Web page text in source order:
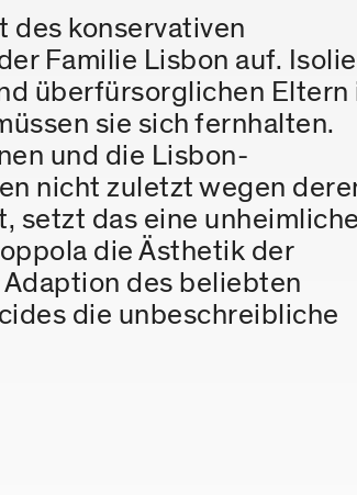
des konservativen
Familie Lisbon auf.
überfürsorglichen Eltern
sie sich fernhalten.
und die Lisbon-
nicht zuletzt wegen
setzt das eine unheimliche
die Ästhetik der
des beliebten
die unbeschreibliche